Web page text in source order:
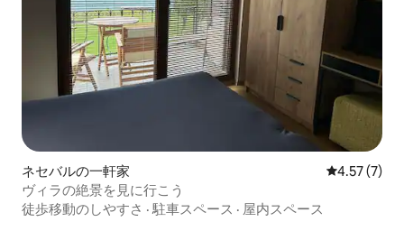
ネセバルの一軒家 レビュー7
4.57 (7)
ヴィラの絶景を見に行こう
徒歩移動のしやすさ · 駐車スペース · 屋内スペース